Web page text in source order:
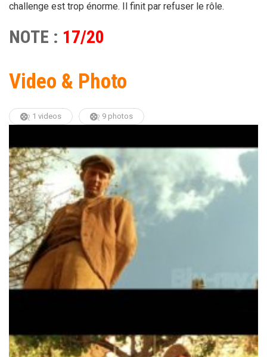
challenge est trop énorme. Il finit par refuser le rôle.
NOTE : 17/20
Video & Photo
1 videos 9 photos